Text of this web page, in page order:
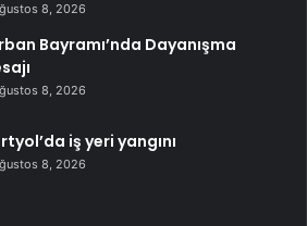
8, 2026
Bayramı’nda Dayanışma
8, 2026
iş yeri yangını
8, 2026